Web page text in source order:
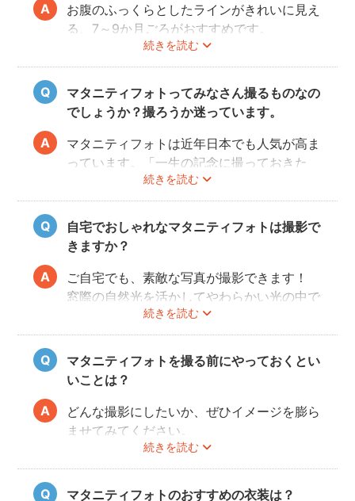
続きを読む
お腹のふっくらとしたラインがきれいに見え
る、7～9か月ごろがおすすめです。
赤ちゃんが出産予定日よりも早く誕生するこ
ともありますので、臨月までの撮影をご検討
いただければと思います。
マタニティフォトってみなさん撮るものなの
でしょうか？撮ろうか迷っています。
続きを読む
マタニティフォトは近年日本でも人気が高ま
っています。「一生の記念に撮っておきた
い」と考える方が増えているようです。
また、マタニティフォトを撮るべきか迷って
いらっしゃる方の多くに、「衣装がはずかし
い」「素肌を見られたくない」と考える方も
多いようです。
fotowaではご自宅への出張も可能ですの
で、ご夫婦らしい装いで自然体なマタニティ
フォトを撮影いただけます。
ご近所の公園でカジュアルに撮影したり、素
肌をみせる衣装ではご自宅で撮影するなど、
撮影時間の範囲内でシーンを変えることも可
能です。
自宅でおしゃれなマタニティフォトは撮影で
きますか？
続きを読む
ご自宅でも、素敵な写真が撮影できます！
窓際の自然光を活かしてやわらかい光の中で
撮影するのが人気です。妊婦さんはお部屋の
お片付けも大変かと思いますが、撮影したい
場所周辺だけお片付けいただく程度で大丈夫
です。
マタニティフォトを撮る前にやっておくとい
いことは？
続きを読む
どんな撮影にしたいか、ぜひイメージを膨ら
ませてみてください。
Instagramやママ向けの雑誌などで、素敵な
撮影事例を見たり、サッシュベルト等の撮影
小物について情報収集するのも楽しいです
マタニティフォトのおすすめの衣装は？